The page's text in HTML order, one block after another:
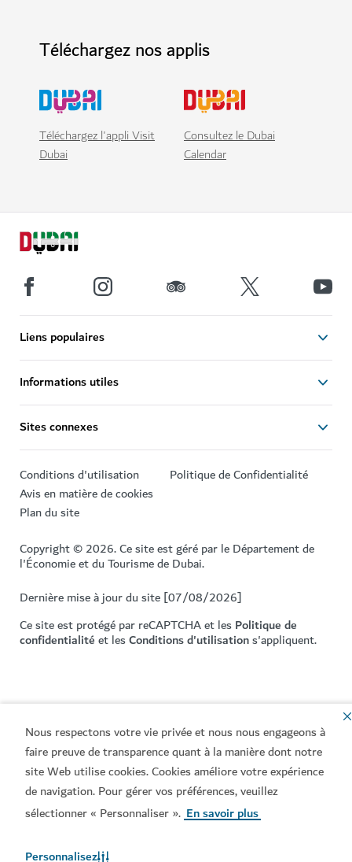
Nous respectons votre vie privée et nous nous engageons à
faire preuve de transparence quant à la manière dont notre
site Web utilise cookies. Cookies améliore votre expérience
de navigation. Pour gérer vos préférences, veuillez
sélectionner « Personnaliser ». En savoir plus
Personnalisez
Téléchargez nos applis
Téléchargez l'appli Visit
Dubai
Consultez le Dubai
Calendar
Liens populaires
Informations utiles
Sites connexes
Conditions d'utilisation
Politique de Confidentialité
Avis en matière de cookies
Plan du site
Copyright © 2026. Ce site est géré par le Département de
l'Économie et du Tourisme de Dubai.
Dernière mise à jour du site [07/08/2026]
Ce site est protégé par reCAPTCHA et lesPolitique de
confidentialitéet lesConditions d'utilisations'appliquent.